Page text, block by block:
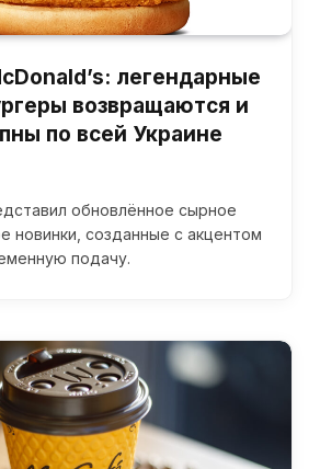
легендарные
возвращаются и
по всей Украине
обновлённое сырное
созданные с акцентом
подачу.